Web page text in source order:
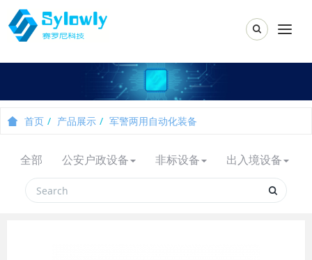
Toggle
首页 产品展示 军警两用自动化装备
全部 公安户政设备 非标设备 出入境设备